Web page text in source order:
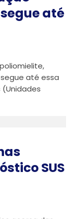
até
até essa
(Unidades
SUS